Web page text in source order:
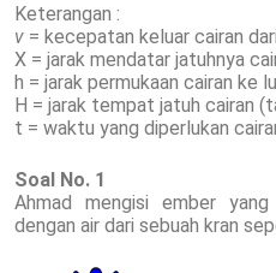
Keterangan :
v = kecepatan keluar cairan
X = jarak mendatar jatuhnya
h = jarak permukaan cairan ke
H = jarak tempat jatuh cairan
t = waktu yang diperlukan
Soal No. 1
Ahmad mengisi ember
dengan air dari sebuah kran